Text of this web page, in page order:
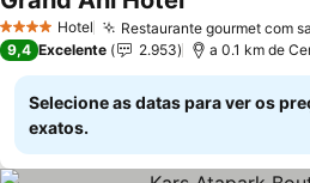
4 EstrelasHotel Restaurante gourmet com
9,4 Excelente 2.953 a 0.1 km de
Selecione as datas para ver os
exatos.